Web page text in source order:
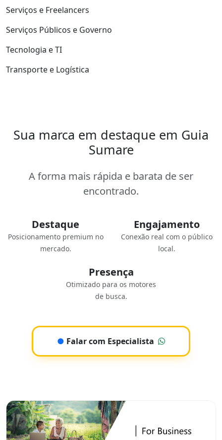
Serviços e Freelancers
Serviços Públicos e Governo
Tecnologia e TI
Transporte e Logística
Sua marca em destaque em Guia
Sumare
A forma mais rápida e barata de ser
encontrado.
Destaque
Posicionamento premium no
mercado.
Engajamento
Conexão real com o público
local.
Presença
Otimizado para os motores
de busca.
● Falar com Especialista